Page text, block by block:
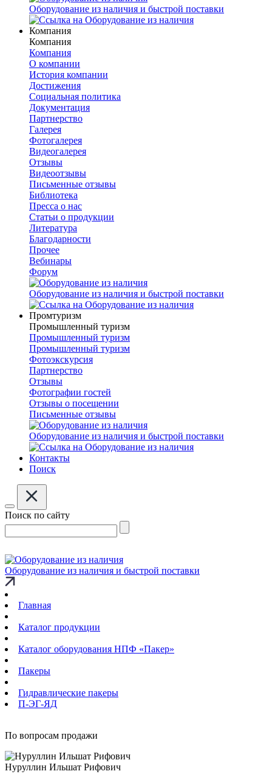
Оборудование из наличия и быстрой поставки
Компания
Компания
Компания
О компании
История компании
Достижения
Социальная политика
Документация
Партнерство
Галерея
Фотогалерея
Видеогалерея
Отзывы
Видеоотзывы
Письменные отзывы
Библиотека
Пресса о нас
Статьи о продукции
Литература
Благодарности
Прочее
Вебинары
Форум
Оборудование из наличия и быстрой поставки
Промтуризм
Промышленный туризм
Промышленный туризм
Промышленный туризм
Фотоэкскурсия
Партнерство
Отзывы
Фотографии гостей
Отзывы о посещении
Письменные отзывы
Оборудование из наличия и быстрой поставки
Контакты
Поиск
Поиск по сайту
Оборудование из наличия и быстрой поставки
Главная
Каталог продукции
Каталог оборудования НПФ «Пакер»
Пакеры
Гидравлические пакеры
П-ЭГ-ЯД
По вопросам продажи
Нуруллин Ильшат Рифович